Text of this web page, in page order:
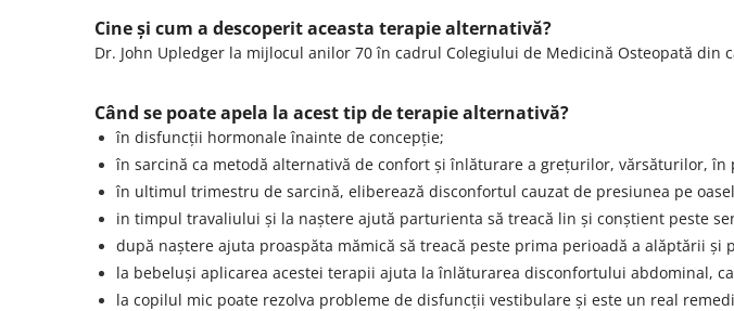
Cine și cum a descoperit aceasta terapie alternativă?
Dr. John Upledger la mijlocul anilor 70 în cadrul Colegiului de Medicină Osteopată din
Când se poate apela la acest tip de terapie alternativă?
în disfuncții hormonale înainte de concepție;
în sarcină ca metodă alternativă de confort și înlăturare a grețurilor, vărsăturilor,
în ultimul trimestru de sarcină, eliberează disconfortul cauzat de presiunea pe
in timpul travaliului și la naștere ajută parturienta să treacă lin și conștient peste
după naștere ajuta proaspăta mămică să treacă peste prima perioadă a alăptării și
la bebeluși aplicarea acestei terapii ajuta la înlăturarea disconfortului abdominal,
la copilul mic poate rezolva probleme de disfuncții vestibulare și este un real